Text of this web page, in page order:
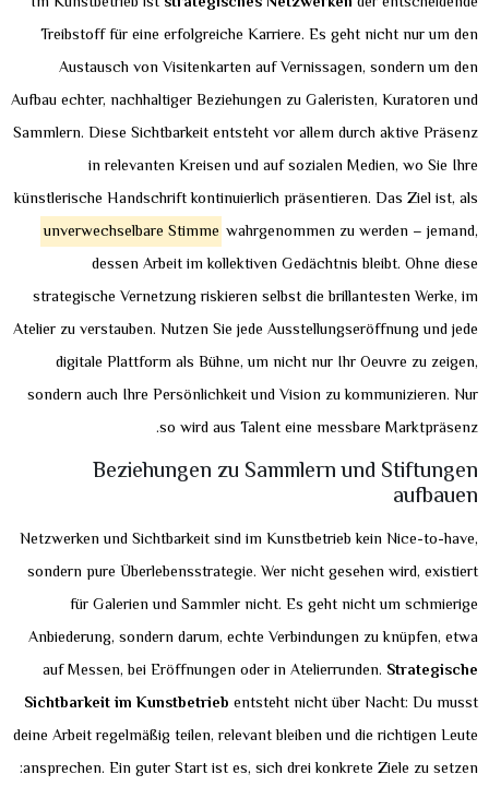
Treibstoff für eine erfolgreiche Karriere. Es geht nicht nur um den
Austausch von Visitenkarten auf Vernissagen, sondern um den
Aufbau echter, nachhaltiger Beziehungen zu Galeristen, Kuratoren und
Sammlern. Diese Sichtbarkeit entsteht vor allem durch aktive Präsenz
in relevanten Kreisen und auf sozialen Medien, wo Sie Ihre
künstlerische Handschrift kontinuierlich präsentieren. Das Ziel ist, als
unverwechselbare Stimme wahrgenommen zu werden – jemand,
dessen Arbeit im kollektiven Gedächtnis bleibt. Ohne diese
strategische Vernetzung riskieren selbst die brillantesten Werke, im
Atelier zu verstauben. Nutzen Sie jede Ausstellungseröffnung und jede
digitale Plattform als Bühne, um nicht nur Ihr Oeuvre zu zeigen,
sondern auch Ihre Persönlichkeit und Vision zu kommunizieren. Nur
so wird aus Talent eine messbare Marktpräsenz.
Beziehungen zu Sammlern und Stiftungen
aufbauen
Netzwerken und Sichtbarkeit sind im Kunstbetrieb kein Nice-to-have,
sondern pure Überlebensstrategie. Wer nicht gesehen wird, existiert
für Galerien und Sammler nicht. Es geht nicht um schmierige
Anbiederung, sondern darum, echte Verbindungen zu knüpfen, etwa
auf Messen, bei Eröffnungen oder in Atelierrunden. Strategische
Sichtbarkeit im Kunstbetrieb entsteht nicht über Nacht: Du musst
deine Arbeit regelmäßig teilen, relevant bleiben und die richtigen Leute
ansprechen. Ein guter Start ist es, sich drei konkrete Ziele zu setzen: